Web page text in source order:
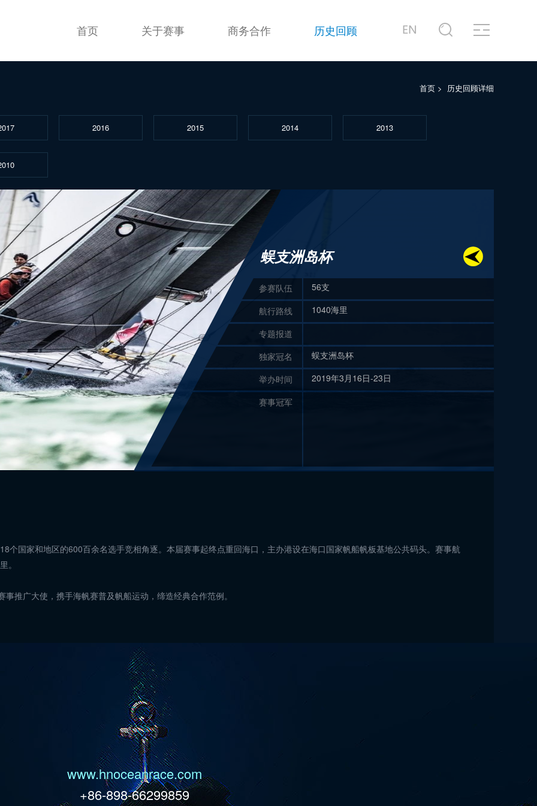
首页 关于赛事 商务合作 历史回顾
首页 > 历史回顾详细
2016 2015 2014 2013
蜈支洲岛杯
参赛队伍
56支
航行路线
1040海里
专题报道
独家冠名
蜈支洲岛杯
举办时间
2019年3月16日-23日
赛事冠军
个国家和地区的600百余名选手竞相角逐。本届赛事起终点重回海口，主办港设在海口国家帆船帆板基地公共码头。赛事航
。
推广大使，携手海帆赛普及帆船运动，缔造经典合作范例。
www.hnoceanrace.com
+86-898-66299859